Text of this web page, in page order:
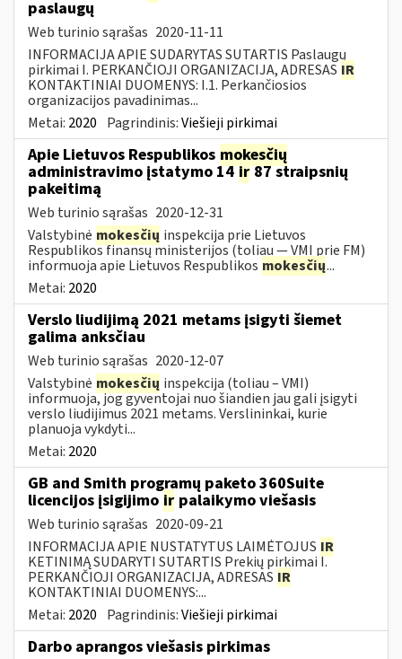
paslaugų
Web turinio sąrašas 2020-11-11
INFORMACIJA APIE SUDARYTAS SUTARTIS Paslaugų
pirkimai I. PERKANČIOJI ORGANIZACIJA, ADRESAS IR
KONTAKTINIAI DUOMENYS: I.1. Perkančiosios
organizacijos pavadinimas...
Metai: 2020 Pagrindinis:Viešieji pirkimai
Apie Lietuvos Respublikos mokesčių
administravimo įstatymo 14ir87 straipsnių
pakeitimą
Web turinio sąrašas 2020-12-31
Valstybinė mokesčių inspekcija prie Lietuvos
Respublikos finansų ministerijos (toliau — VMI prie FM)
informuoja apie Lietuvos Respublikos mokesčių...
Metai: 2020
Verslo liudijimą 2021 metams įsigyti šiemet
galima anksčiau
Web turinio sąrašas 2020-12-07
Valstybinė mokesčių inspekcija (toliau – VMI)
informuoja, jog gyventojai nuo šiandien jau gali įsigyti
verslo liudijimus 2021 metams. Verslininkai, kurie
planuoja vykdyti...
Metai: 2020
GB and Smith programų paketo 360Suite
licencijos įsigijimo ir palaikymo viešasis
Web turinio sąrašas 2020-09-21
INFORMACIJA APIE NUSTATYTUS LAIMĖTOJUS IR
KETINIMĄ SUDARYTI SUTARTIS Prekių pirkimai I.
PERKANČIOJI ORGANIZACIJA, ADRESAS IR
KONTAKTINIAI DUOMENYS:...
Metai: 2020 Pagrindinis:Viešieji pirkimai
Darbo aprangos viešasis pirkimas